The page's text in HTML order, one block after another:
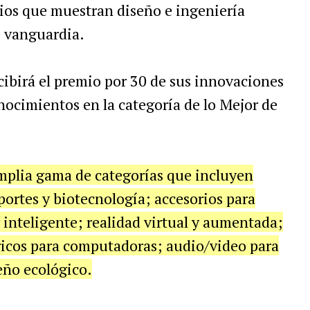
que muestran diseño e ingeniería
vanguardia.
á elpremio por 30 de sus innovaciones
enla categoría de lo Mejor de
gama de categorías que incluyen
ybiotecnología; accesorios para
inteligente; realidadvirtualy aumentada;
para computadoras; audio/video para
ño ecológico.